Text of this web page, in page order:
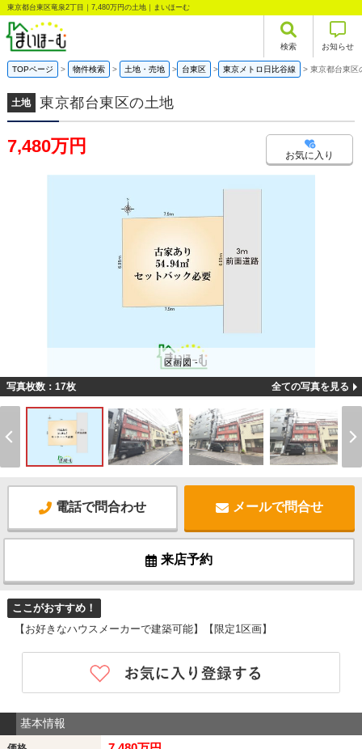
東京都台東区竜泉2丁目｜7,480万円の土地｜まいほーむ
検索 お知らせ
TOPページ 物件検索 土地・売地 台東区 東京メトロ日比谷線 東京都台東区
土地 東京都台東区の土地
7,480万円 お気に入り
区画図 -
写真枚数：17枚 全ての写真を見る
電話で問合わせ メールで問合せ
来店予約
ここがおすすめ！
【お好きなハウスメーカーで建築可能】【限定1区画】
基本情報